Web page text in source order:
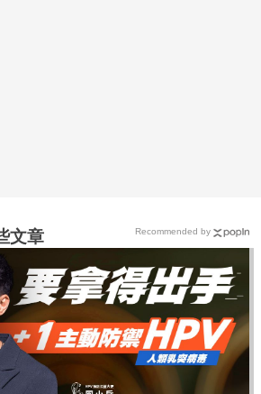
文章 Recommended by